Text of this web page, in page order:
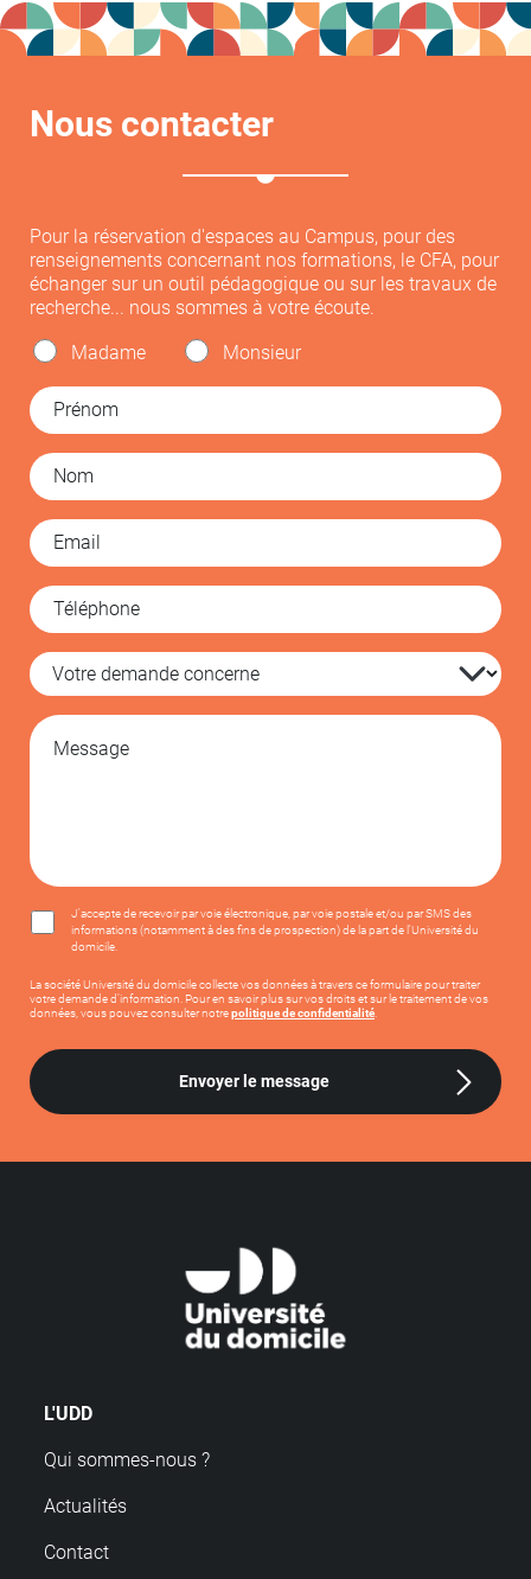
Nous contacter
Pour la réservation d'espaces au Campus, pour des
renseignements concernant nos formations, le CFA, pour
échanger sur un outil pédagogique ou sur les travaux de
recherche... nous sommes à votre écoute.
Madame
Monsieur
J'accepte de recevoir par voie électronique, par voie postale et/ou par SMS des
informations (notamment à des fins de prospection) de la part de l'Université du
domicile.
La société Université du domicile collecte vos données à travers ce formulaire pour traiter
votre demande d’information. Pour en savoir plus sur vos droits et sur le traitement de vos
données, vous pouvez consulter notrepolitique de confidentialité
Envoyer le message
L'UDD
Qui sommes-nous ?
Actualités
Contact